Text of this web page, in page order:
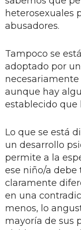
heterosexuales
abusadores.
Tampoco se
adoptado por
aunque hay
establecido
Lo que se está
un desarrollo
permite a la
ese niño/a
claramente
en una
menos, lo
mayoría de sus